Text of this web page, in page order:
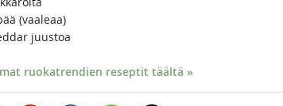
(vaaleaa)
juustoa
ruokatrendien reseptit täältä »